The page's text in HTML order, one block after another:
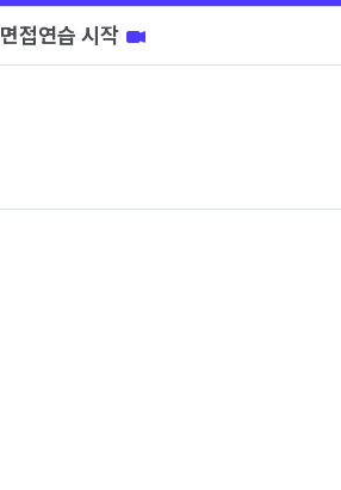
면접연습 시작